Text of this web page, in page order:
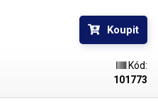
žádnému kontaktu s čerpadlem
kontaminovat. Pro transport
(peristaltická pumpa). Princip
pružné hadice
umístěných na rotoru. Při
v místech kontaktu lamel s
Koupit
Kód:
101773